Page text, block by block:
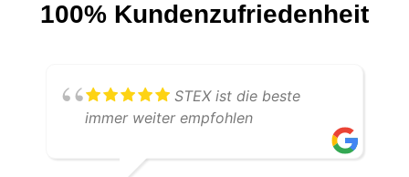
100% Kundenzufriedenheit
STEX ist die beste
immer weiter empfohlen